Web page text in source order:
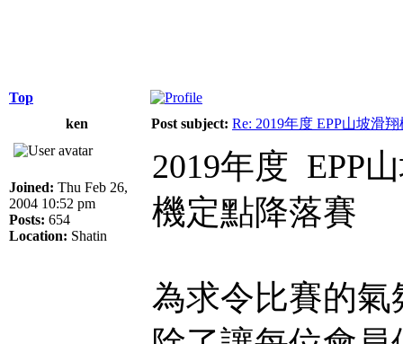
Top
ken
Post subject: Re: 2019年度 EPP山坡滑
Joined: Thu Feb 26,
2004 10:52 pm
Posts: 654
Location: Shatin
2019年度 EPP
機定點降落賽
為求令比賽的氣